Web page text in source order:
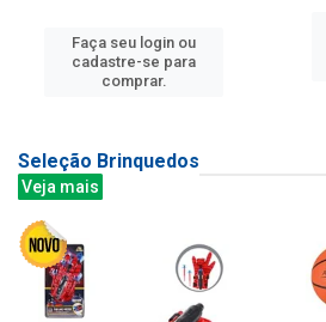
Faça seu login ou
cadastre-se para
comprar.
Seleção Brinquedos
Veja mais